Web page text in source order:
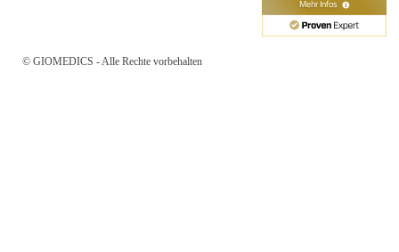
© GIOMEDICS - Alle Rechte vorbehalten